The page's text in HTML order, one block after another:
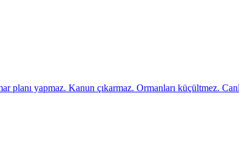
planı yapmaz. Kanun çıkarmaz. Ormanları küçültmez.